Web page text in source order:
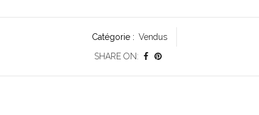
Catégorie : Vendus
SHARE ON: